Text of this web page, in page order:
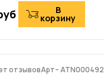
В
корзину
отзывовАрт– ATN000492